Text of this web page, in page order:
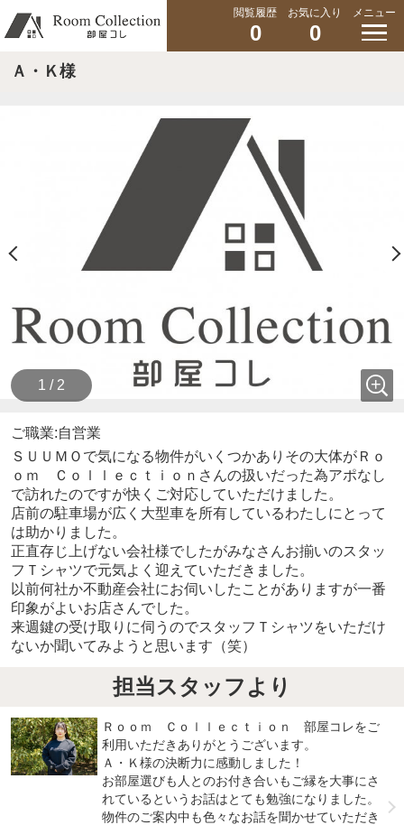
閲覧履歴
0
お気に入り
0
メニュー
Ａ・Ｋ様
1 / 2
ご職業:自営業
ＳＵＵＭＯで気になる物件がいくつかありその大体がＲｏ
ｏｍ Ｃｏｌｌｅｃｔｉｏｎさんの扱いだった為アポなし
で訪れたのですが快くご対応していただけました。
店前の駐車場が広く大型車を所有しているわたしにとって
は助かりました。
正直存じ上げない会社様でしたがみなさんお揃いのスタッ
フＴシャツで元気よく迎えていただきました。
以前何社か不動産会社にお伺いしたことがありますが一番
印象がよいお店さんでした。
来週鍵の受け取りに伺うのでスタッフＴシャツをいただけ
ないか聞いてみようと思います（笑）
担当スタッフより
Ｒｏｏｍ Ｃｏｌｌｅｃｔｉｏｎ 部屋コレをご
利用いただきありがとうございます。
Ａ・Ｋ様の決断力に感動しました！
お部屋選びも人とのお付き合いもご縁を大事にさ
れているというお話はとても勉強になりました。
物件のご案内中も色々なお話を聞かせていただき